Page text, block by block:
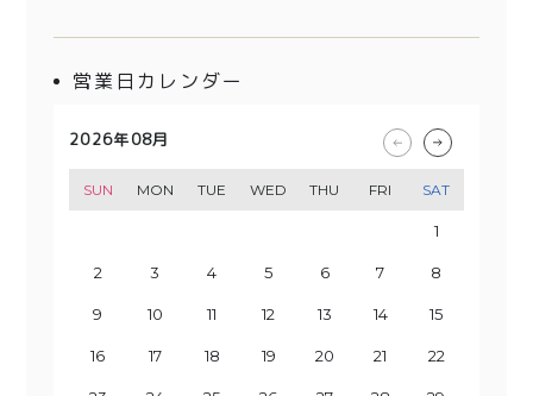
営業日カレンダー
2026年08月
SUN MON TUE WED THU FRI SAT
1
2 3 4 5 6 7 8
9 10 11 12 13 14 15
16 17 18 19 20 21 22
2026年09月
SUN MON TUE WED THU FRI SAT
5
6 7 8 9 10 11 12
13 14 15 16 17 18 19
20 21 22 23 24 25 26
2026年10月
SUN MON TUE WED THU FRI SAT
3
4 5 6 7 8 9 10
11 12 13 14 15 16 17
18 19 20 21 22 23 24
2026年11月
SUN MON TUE WED THU FRI SAT
7
8 9 10 11 12 13 14
15 16 17 18 19 20 21
22 23 24 25 26 27 28